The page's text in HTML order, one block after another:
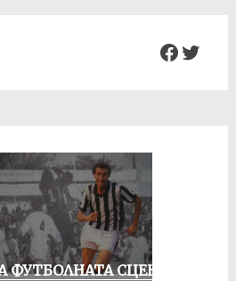
ФУТБОЛНАТА СЦЕНА